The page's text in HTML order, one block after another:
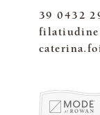
39 0432